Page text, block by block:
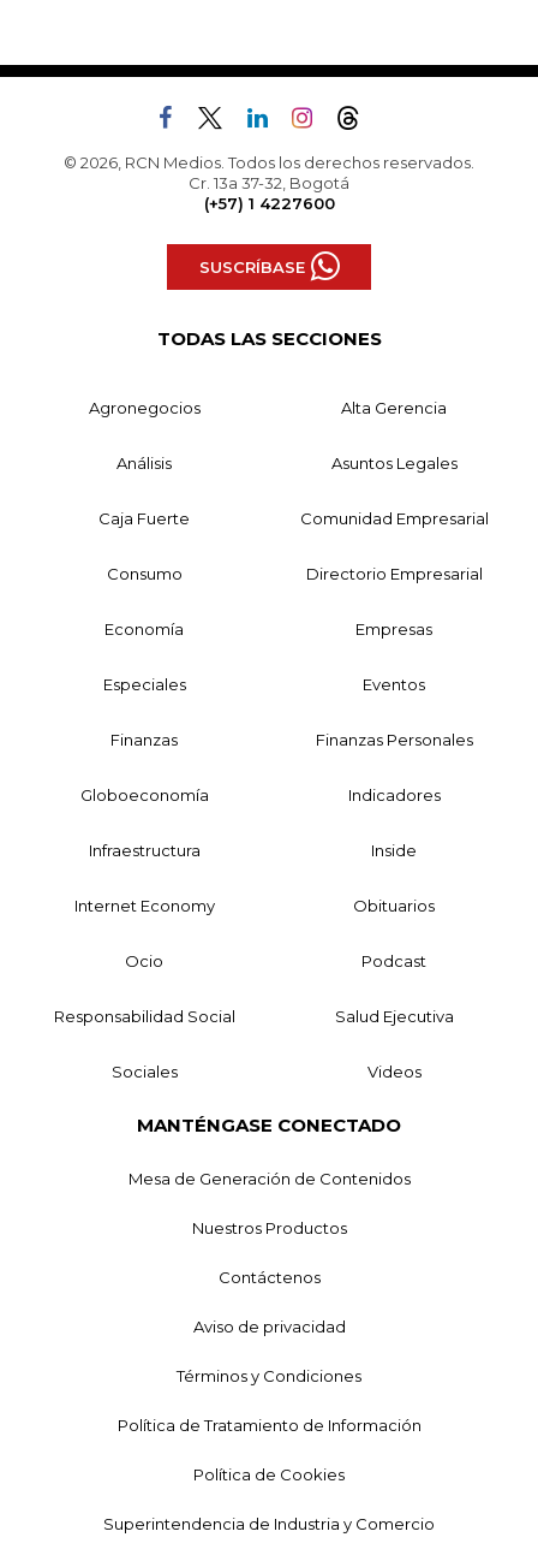
© 2026, RCN Medios. Todos los derechos reservados.
Cr. 13a 37-32, Bogotá
(+57) 1 4227600
SUSCRÍBASE
TODAS LAS SECCIONES
Agronegocios Alta Gerencia
Análisis Asuntos Legales
Caja Fuerte Comunidad Empresarial
Consumo Directorio Empresarial
Economía Empresas
Especiales Eventos
Finanzas Finanzas Personales
Globoeconomía Indicadores
Infraestructura Inside
Internet Economy Obituarios
Ocio Podcast
Responsabilidad Social Salud Ejecutiva
Sociales Videos
MANTÉNGASE CONECTADO
Mesa de Generación de Contenidos
Nuestros Productos
Contáctenos
Aviso de privacidad
Términos y Condiciones
Política de Tratamiento de Información
Política de Cookies
Superintendencia de Industria y Comercio